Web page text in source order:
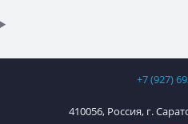
+7 (927)
410056, Россия, г.